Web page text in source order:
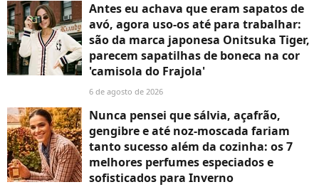
Antes eu achava que eram sapatos de
avó, agora uso-os até para trabalhar:
são da marca japonesa Onitsuka Tiger,
parecem sapatilhas de boneca na cor
'camisola do Frajola'
6 de agosto de 2026
Nunca pensei que sálvia, açafrão,
gengibre e até noz-moscada fariam
tanto sucesso além da cozinha: os 7
melhores perfumes especiados e
sofisticados para Inverno